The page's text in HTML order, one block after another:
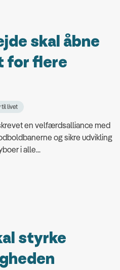
skal åbne
for flere
til livet
en velfærdsalliance med
og sikre udvikling
i alle...
styrke